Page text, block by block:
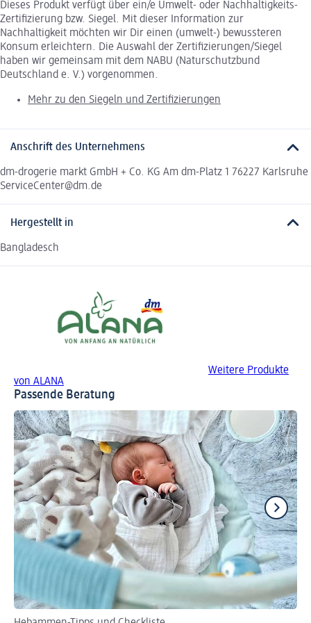
Dieses Produkt verfügt über ein/e Umwelt- oder Nachhaltigkeits-
Zertifizierung bzw. Siegel. Mit dieser Information zur
Nachhaltigkeit möchten wir Dir einen (umwelt-) bewussteren
Konsum erleichtern. Die Auswahl der Zertifizierungen/Siegel
haben wir gemeinsam mit dem NABU (Naturschutzbund
Deutschland e. V.) vorgenommen.
Mehr zu den Siegeln und Zertifizierungen
Anschrift des Unternehmens
dm-drogerie markt GmbH + Co. KG Am dm-Platz 1 76227 Karlsruhe
ServiceCenter@dm.de
Hergestellt in
Bangladesch
Weitere Produkte
von ALANA
Passende Beratung